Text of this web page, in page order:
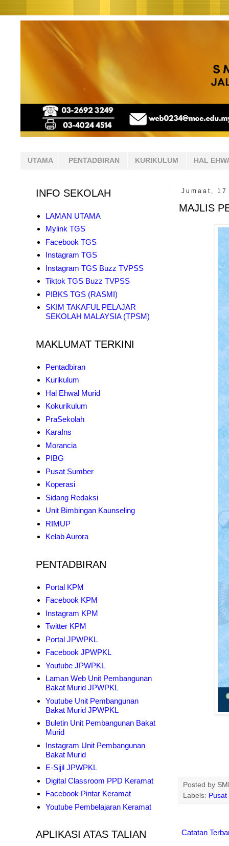
UTAMA PENTADBIRAN KURIKULUM HAL
Jumaat,
MAJLIS
Posted by
Labels:
Catatan
INFO SEKOLAH
LAMAN UTAMA
Mylink TGS
Facebook TGS
Instagram TGS
Instagram TGS Buzz TVPSS
Tiktok TGS Buzz TVPSS
PIBKS TGS (RASMI)
SKIM TAKAFUL PELAJAR
SEKOLAH MALAYSIA (TPSM)
MAKLUMAT TERKINI
Pentadbiran
Kurikulum
Hal Ehwal Murid
Kokurikulum
PraSekolah
KaraIns
Morancia
PIBG
Pusat Sumber
Koperasi
Sidang Redaksi
Unit Bimbingan Kaunseling
RIMUP
Kelab Aurora
PENTADBIRAN
Portal KPM
Facebook KPM
Instagram KPM
Twitter KPM
Portal JPWPKL
Facebook JPWPKL
Youtube JPWPKL
Laman Web Unit Pembangunan
Bakat Murid JPWPKL
Youtube Unit Pembangunan
Bakat Murid JPWPKL
Buletin Unit Pembangunan Bakat
Murid
Instagram Unit Pembangunan
Bakat Murid
E-Sijil JPWPKL
Digital Classroom PPD Keramat
Facebook Pintar Keramat
Youtube Pembelajaran Keramat
APLIKASI ATAS TALIAN